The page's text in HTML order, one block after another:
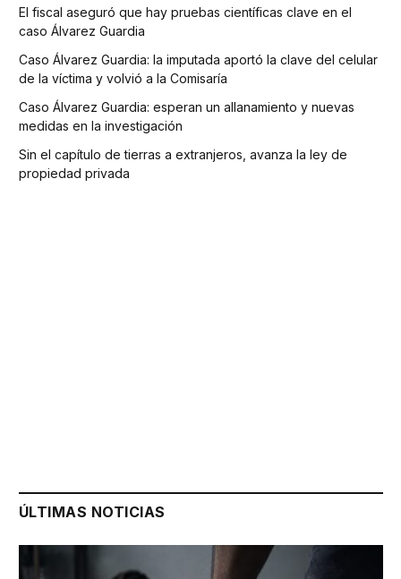
El fiscal aseguró que hay pruebas científicas clave en el
caso Álvarez Guardia
Caso Álvarez Guardia: la imputada aportó la clave del celular
de la víctima y volvió a la Comisaría
Caso Álvarez Guardia: esperan un allanamiento y nuevas
medidas en la investigación
Sin el capítulo de tierras a extranjeros, avanza la ley de
propiedad privada
ÚLTIMAS NOTICIAS